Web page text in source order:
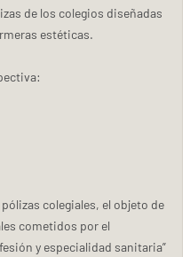
de los colegios diseñadas
estéticas.
pólizas colegiales, el objeto de
cometidos por el
y especialidad sanitaria”